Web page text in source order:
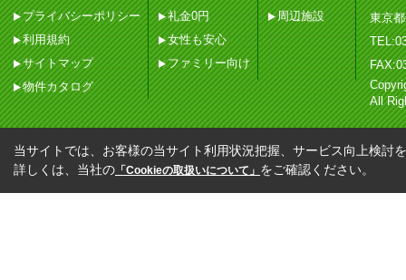
プライバシーポリシー
利用規約
サイトマップ
物件カタログ
礼金0円
女性も安心
ファミリー向け
周辺施設
東京
All
当サイトでは、お客様の当サイト利用状況把握、サービス向上検討
詳しくは、当社の 「Cookieの取扱いについて」 をご確認ください。